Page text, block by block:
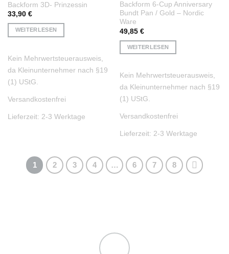
Backform 3D- Prinzessin
33,90 €
WEITERLESEN
Kein Mehrwertsteuerausweis,
da Kleinunternehmer nach §19
(1) UStG.
Versandkostenfrei
Lieferzeit: 2-3 Werktage
Backform 6-Cup Anniversary
Bundt Pan / Gold – Nordic
Ware
49,85 €
WEITERLESEN
Kein Mehrwertsteuerausweis,
da Kleinunternehmer nach §19
(1) UStG.
Versandkostenfrei
Lieferzeit: 2-3 Werktage
1 2 3 4 … 6 7 8